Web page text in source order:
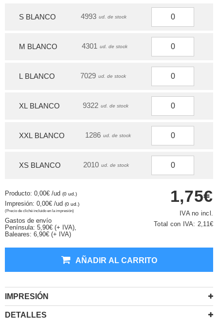
S BLANCO 4993 ud. de stock
M BLANCO 4301 ud. de stock
L BLANCO 7029 ud. de stock
XL BLANCO 9322 ud. de stock
XXL BLANCO 1286 ud. de stock
XS BLANCO 2010 ud. de stock
Producto: 0,00€ /ud (0 ud.)
Impresión: 0,00€ /ud (0 ud.)
(Precio de cliché incluido en la impresión)
Gastos de envío
Península: 5,90€ (+ IVA),
Baleares: 6,90€ (+ IVA)
1,75€
IVA no incl.
Total con IVA: 2,11€
AÑADIR AL CARRITO
IMPRESIÓN
DETALLES